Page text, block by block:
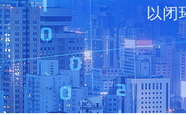
以闭